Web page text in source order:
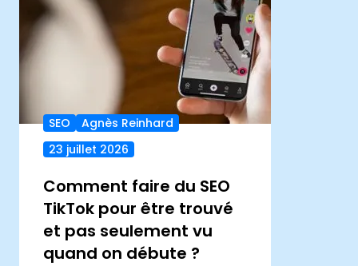
SEO
Agnès Reinhard
23 juillet 2026
Comment faire du SEO
TikTok pour être trouvé
et pas seulement vu
quand on débute ?